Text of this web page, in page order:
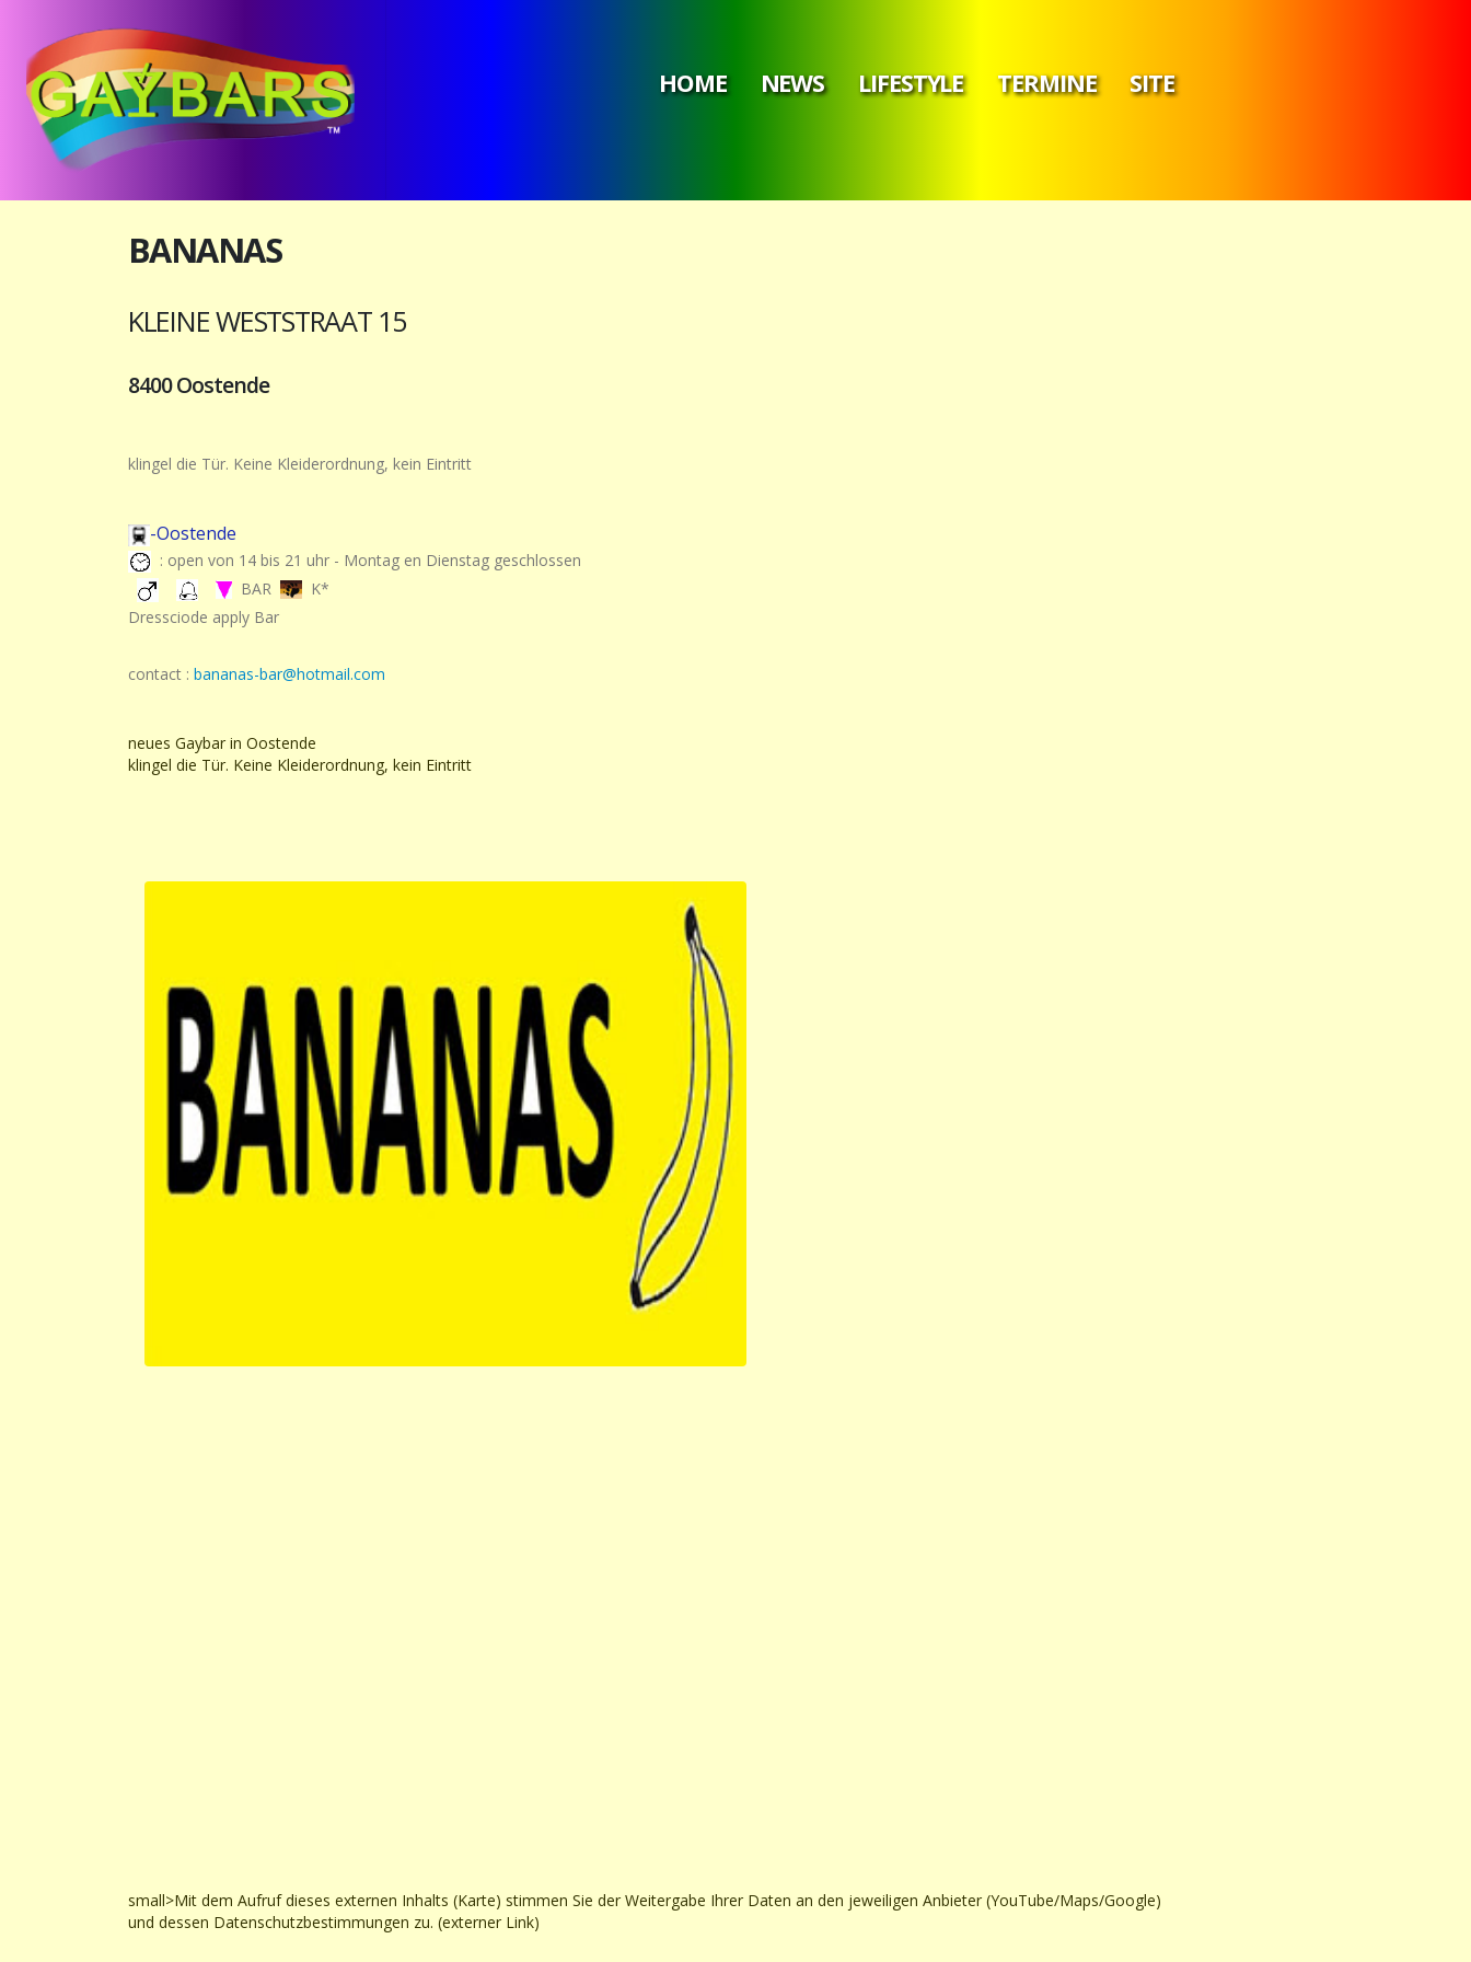
HOME NEWS LIFESTYLE TERMINE SITE
BANANAS
KLEINE WESTSTRAAT 15
8400 Oostende
klingel die Tür. Keine Kleiderordnung, kein Eintritt
-Oostende
: open von 14 bis 21 uhr - Montag en Dienstag geschlossen
BAR
K*
Dressciode apply Bar
contact : bananas-bar@hotmail.com
neues Gaybar in Oostende
klingel die Tür. Keine Kleiderordnung, kein Eintritt
small>Mit dem Aufruf dieses externen Inhalts (Karte) stimmen Sie der Weitergabe Ihrer Daten an den jeweiligen Anbieter (YouTube/Maps/Google)
und dessen Datenschutzbestimmungen zu. (externer Link)